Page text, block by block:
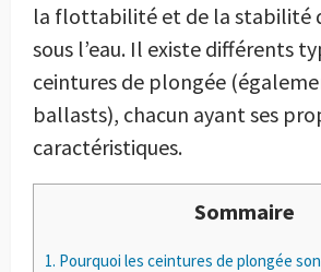
la flottabilité et de la stabilité
sous l’eau. Il existe différents
ceintures de plongée
ballasts), chacun ayant ses
caractéristiques.
Sommaire
1. Pourquoi les ceintures de plongée